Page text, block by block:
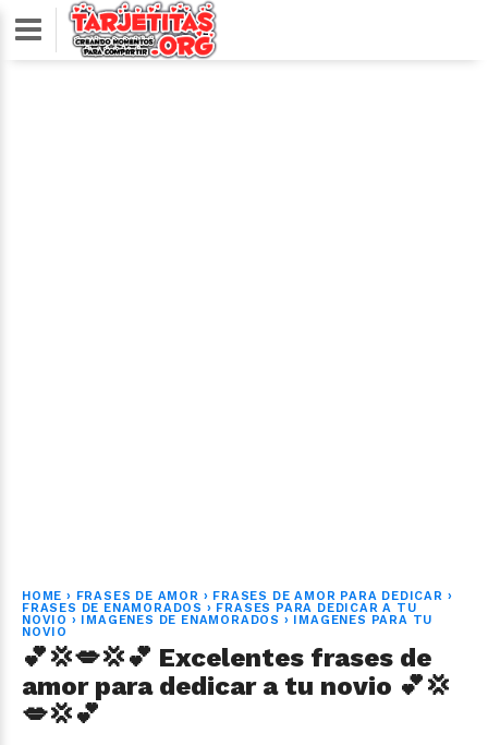
HOME › FRASES DE AMOR › FRASES DE AMOR PARA DEDICAR ›
FRASES DE ENAMORADOS › FRASES PARA DEDICAR A TU
NOVIO › IMAGENES DE ENAMORADOS ›
IMAGENES PARA TU
NOVIO
💕💢💋💢💕 Excelentes frases de
amor para dedicar a tu novio 💕💢
💋💢💕